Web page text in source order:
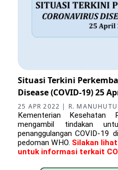
Situasi Terkini
Disease (COVID-19) 25
25 APR 2022 | R. MANUHUTU
Kementerian Kesehatan
mengambil tindakan
penanggulangan COVID-19
pedoman WHO. Silakan
untuk informasi terkait